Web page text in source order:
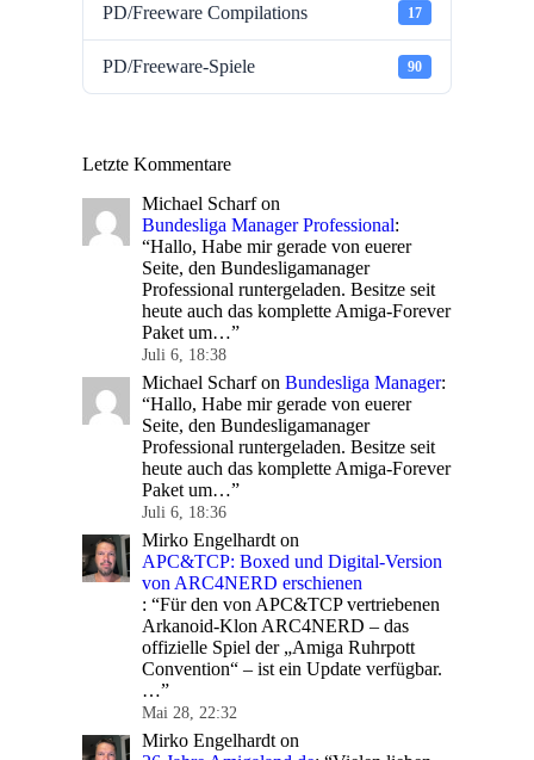
PD/Freeware Compilations 17
PD/Freeware-Spiele 90
Letzte Kommentare
Michael Scharfon
Bundesliga Manager Professional:
“Hallo, Habe mir gerade von euerer
Seite, den Bundesligamanager
Professional runtergeladen. Besitze seit
heute auch das komplette Amiga-Forever
Paket um…”
Juli 6, 18:38
Michael Scharfon Bundesliga Manager:
“Hallo, Habe mir gerade von euerer
Seite, den Bundesligamanager
Professional runtergeladen. Besitze seit
heute auch das komplette Amiga-Forever
Paket um…”
Juli 6, 18:36
Mirko Engelhardt on
APC&TCP: Boxed und Digital-Version
von ARC4NERD erschienen
: “Für den von APC&TCP vertriebenen
Arkanoid-Klon ARC4NERD – das
offizielle Spiel der „Amiga Ruhrpott
Convention“ – ist ein Update verfügbar.
…”
Mai 28, 22:32
Mirko Engelhardt on